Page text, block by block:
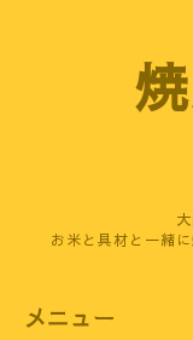
お米と具材と一緒
メニュー